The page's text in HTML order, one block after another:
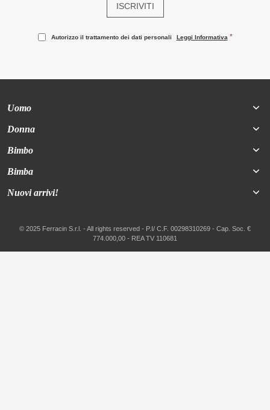
ISCRIVITI
Autorizzo il trattamento dei dati personali Leggi Informativa
Uomo
Donna
Bimbo
Bimba
Nuovi arrivi!
© 2025 Ferracin S.r.l. - All rights reserved - P.I/ C.F. 00298310269 - Cap. Soc. €
774.000,00 - REA TV 110681